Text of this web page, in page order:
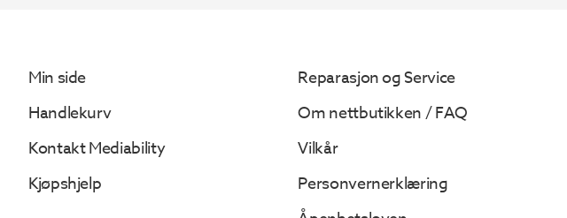
Min side
Handlekurv
Kontakt Mediability
Kjøpshjelp
Reparasjon og Service
Om nettbutikken / FAQ
Vilkår
Personvernerklæring